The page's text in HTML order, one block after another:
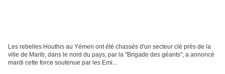
Les rebelles Houthis au Yémen ont été chassés d'un secteur clé près de la
ville de Marib, dans le nord du pays, par la "Brigade des géants", a annoncé
mardi cette force soutenue par les Emi...